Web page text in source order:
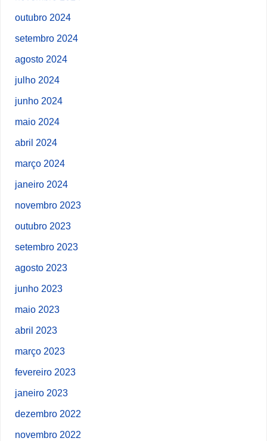
outubro 2024
setembro 2024
agosto 2024
julho 2024
junho 2024
maio 2024
abril 2024
março 2024
janeiro 2024
novembro 2023
outubro 2023
setembro 2023
agosto 2023
junho 2023
maio 2023
abril 2023
março 2023
fevereiro 2023
janeiro 2023
dezembro 2022
novembro 2022